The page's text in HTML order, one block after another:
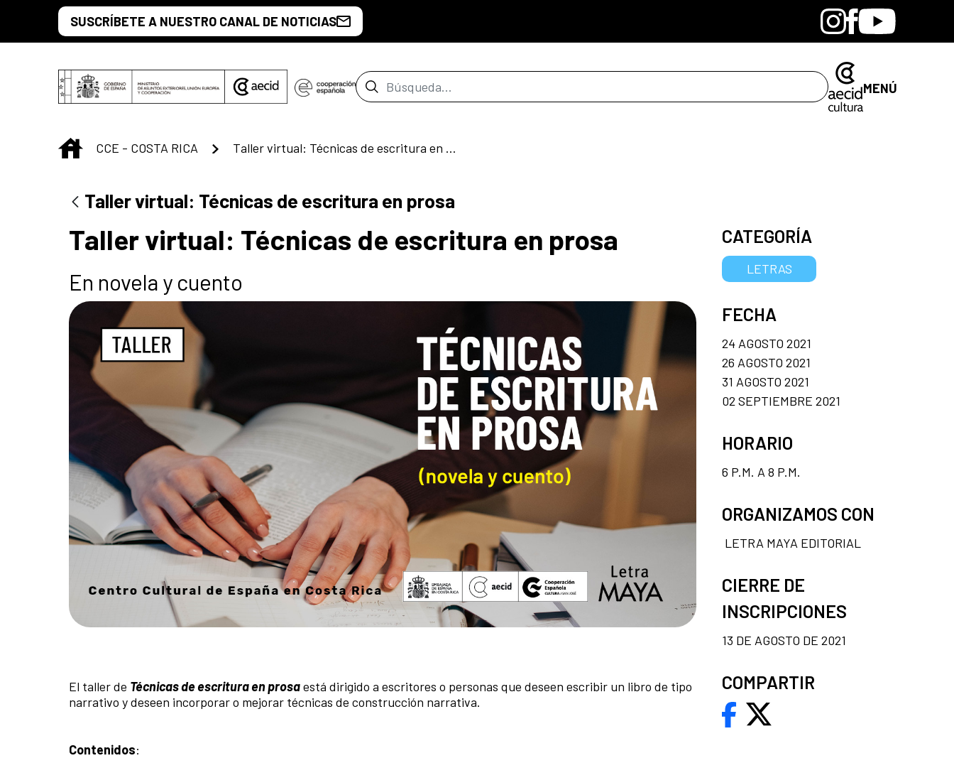
Saltar al contenido principal
SUSCRÍBETE A NUESTRO CANAL DE NOTICIAS BandcampInstagram
Facebook
Youtube
Barra de búsqueda MENÚ
INICIO
CCE - COSTA RICA Taller virtual: Técnicas de escritura en prosa
Taller virtual: Técnicas de escritura en prosa
Taller virtual: Técnicas de escritura en prosa
En novela y cuento
El taller de Técnicas de escritura en prosaestá dirigido a escritores o personas que deseen escribir un libro de tipo
narrativo y deseen incorporar o mejorar técnicas de construcción narrativa.
Contenidos:
CATEGORÍA
LETRAS
FECHA
24 AGOSTO 2021
26 AGOSTO 2021
31 AGOSTO 2021
02 SEPTIEMBRE 2021
HORARIO
6 P.M. A 8 P.M.
ORGANIZAMOS CON
LETRA MAYA EDITORIAL
CIERRE DE
INSCRIPCIONES
13 DE AGOSTO DE 2021
COMPARTIR